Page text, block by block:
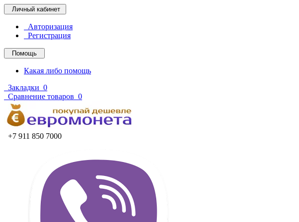
Личный кабинет
Авторизация
Регистрация
Помощь
Какая либо помощь
Закладки 0
Сравнение товаров 0
+7 911 850 7000